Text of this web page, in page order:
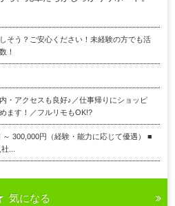
そう？ご安心ください！未経験の方でも活
！
・アクセスも良好♪／仕事帰りにショッピ
ます！／フルリモもOK!?
300,000円（経験・能力に応じて優遇） ■
...
気になる